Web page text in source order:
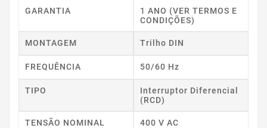
GARANTIA
1 ANO (VER TERMOS E
CONDIÇÕES)
MONTAGEM Trilho DIN
FREQUÊNCIA 50/60 Hz
TIPO
Interruptor Diferencial
(RCD)
TENSÃO NOMINAL 400 V AC